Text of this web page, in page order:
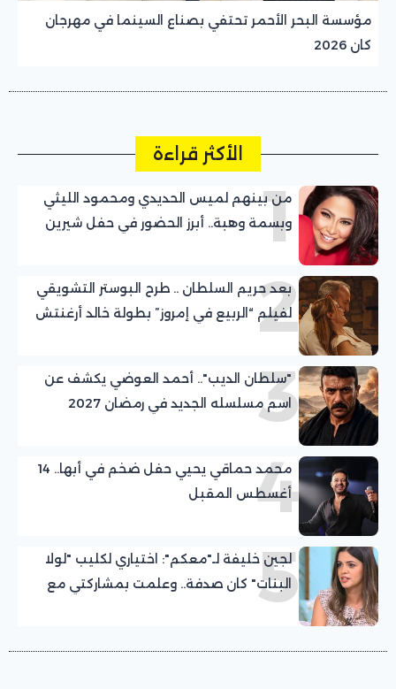
مؤسسة البحر الأحمر تحتفي بصناع السينما في مهرجان
كان 2026
الأكثر قراءة
1
من بينهم لميس الحديدي ومحمود الليثي
وبسمة وهبة.. أبرز الحضور في حفل شيرين
2
بعد حريم السلطان .. طرح البوستر التشويقي
لفيلم “الربيع في إمروز” بطولة خالد أرغنتش
3
"سلطان الديب".. أحمد العوضي يكشف عن
اسم مسلسله الجديد في رمضان 2027
4
محمد حماقي يحيي حفل ضخم في أبها.. 14
أغسطس المقبل
5
لجين خليفة لـ"معكم": اختياري لكليب "لولا
البنات" كان صدفة.. وعلمت بمشاركتي مع